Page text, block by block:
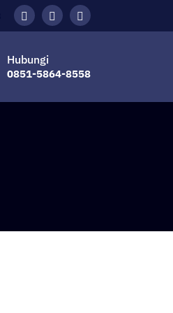
Hubungi
0851-5864-8558